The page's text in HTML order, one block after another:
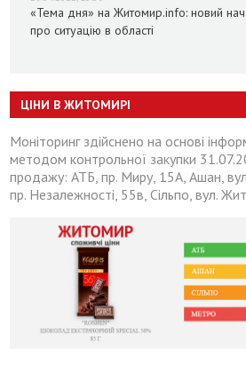
«Тема дня» на Житомир.info: новий
про ситуацію в області
ЦІНИ В ЖИТОМИРІ
Моніторинг здійснено на основі
методом контрольної закупки
продажу: АТБ, пр. Миру, 15А, Ашан,
пр. Незалежності, 55в, Сільпо, вул.